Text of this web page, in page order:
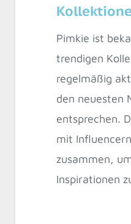
Pimkie ist
trendigen
regelmäßig
den neuesten
entsprechen.
mit
zusammen,
Inspirationen